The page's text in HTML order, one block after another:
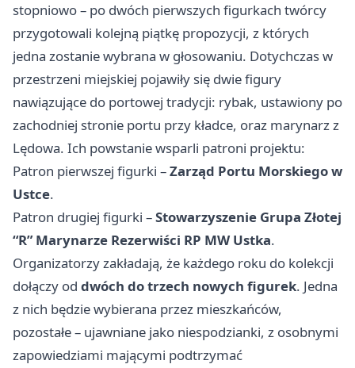
stopniowo – po dwóch pierwszych figurkach twórcy
przygotowali kolejną piątkę propozycji, z których
jedna zostanie wybrana w głosowaniu. Dotychczas w
przestrzeni miejskiej pojawiły się dwie figury
nawiązujące do portowej tradycji: rybak, ustawiony po
zachodniej stronie portu przy kładce, oraz marynarz z
Lędowa. Ich powstanie wsparli patroni projektu:
Patron pierwszej figurki –Zarząd Portu Morskiego w
Ustce.
Patron drugiej figurki –Stowarzyszenie Grupa Złotej
“R” Marynarze Rezerwiści RP MW Ustka.
Organizatorzy zakładają, że każdego roku do kolekcji
dołączy od dwóch do trzech nowych figurek. Jedna
z nich będzie wybierana przez mieszkańców,
pozostałe – ujawniane jako niespodzianki, z osobnymi
zapowiedziami mającymi podtrzymać